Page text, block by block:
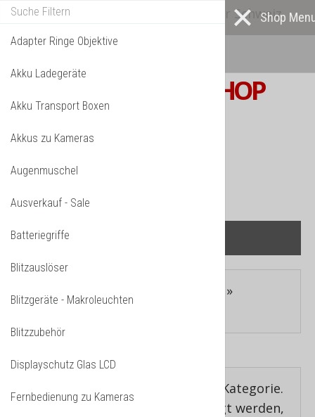
Alle* Artikel ab eigenem Lager in der Schweiz
lieferbar! *
Mehr darüber...
S W I S S PHOTOSHOP
IHR WARENKORB IST NOCH LEER.
»
Occasionen
Es gibt keine Beiträge in dieser Kategorie.
Wenn Unterkategorien angezeigt werden,
Adapter Ringe Objektive
Akku Ladegeräte
Akku Transport Boxen
Akkus zu Kameras
Augenmuschel
Ausverkauf - Sale
Batteriegriffe
Blitzauslöser
Blitzgeräte - Makroleuchten
Blitzzubehör
Displayschutz Glas LCD
Fernbedienung zu Kameras